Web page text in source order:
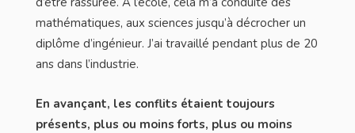
mathématiques, aux sciences jusqu’à décrocher un
diplôme d’ingénieur. J’ai travaillé pendant plus de 20
ans dans l’industrie.
En avançant, les conflits étaient toujours
présents, plus ou moins forts, plus ou moins